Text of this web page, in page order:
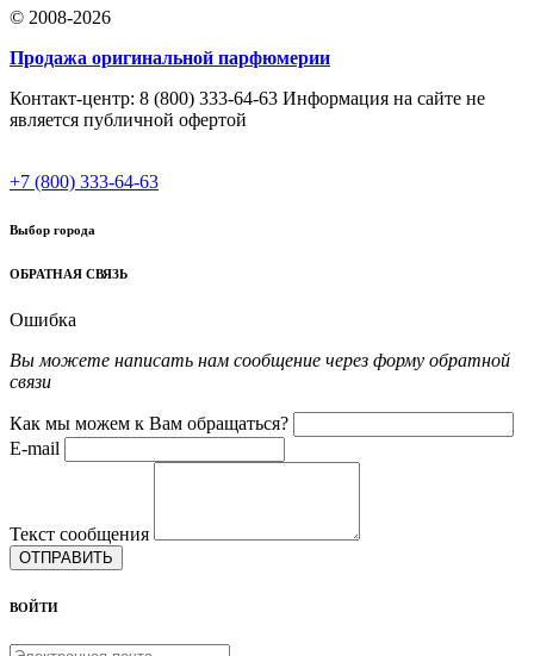
© 2008-2026
Продажа оригинальной парфюмерии
Контакт-центр: 8 (800) 333-64-63 Информация на сайте не
является публичной офертой
+7 (800) 333-64-63
Выбор города
ОБРАТНАЯ СВЯЗЬ
Ошибка
Вы можете написать нам сообщение через форму обратной
связи
Как мы можем к Вам обращаться?
E-mail
Текст сообщения
ОТПРАВИТЬ
ВОЙТИ